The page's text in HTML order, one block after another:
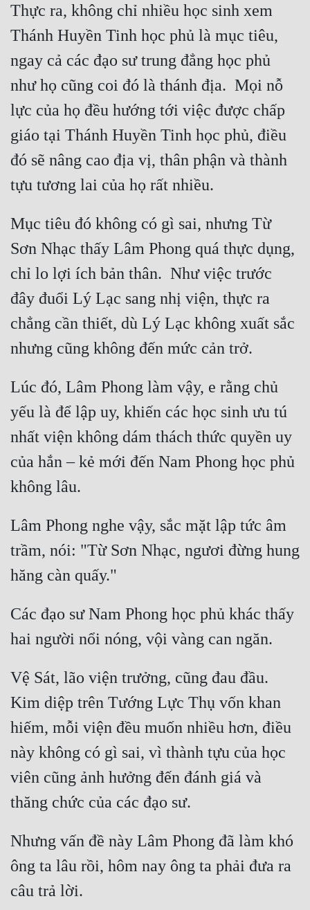
Mưu Mô
Mạt Thế
Mỹ Thực
Ngôn Tình
Ngược
Nữ Cường
Phương Tây
Phản Phái
Quân Sự
Sủng
Thanh Xuân
Triều Đấu
Trùng Sinh
Trọng Sinh
Tu Chân
Tu Tiên
Tội Phạm
Vô Địch
Võ Hiệp
Võng Du
Xuyên Không
Xuyên Nhanh
Xuyên Sách
Xuyên Thư
Điền Văn
Thực ra, không chỉ nhiều học sinh xem
Thánh Huyền Tinh học phủ là mục tiêu,
ngay cả các đạo sư trung đẳng học phủ
như họ cũng coi đó là thánh địa.  Mọi nỗ
lực của họ đều hướng tới việc được chấp
giáo tại Thánh Huyền Tinh học phủ, điều
đó sẽ nâng cao địa vị, thân phận và thành
Mục tiêu đó không có gì sai, nhưng Từ
Sơn Nhạc thấy Lâm Phong quá thực dụng,
chỉ lo lợi ích bản thân.  Như việc trước
đây đuổi Lý Lạc sang nhị viện, thực ra
chẳng cần thiết, dù Lý Lạc không xuất sắc
Lúc đó, Lâm Phong làm vậy, e rằng chủ
yếu là để lập uy, khiến các học sinh ưu tú
nhất viện không dám thách thức quyền uy
của hắn – kẻ mới đến Nam Phong học phủ
Lâm Phong nghe vậy, sắc mặt lập tức âm
trầm, nói: "Từ Sơn Nhạc, ngươi đừng hung
Các đạo sư Nam Phong học phủ khác thấy
Vệ Sát, lão viện trưởng, cũng đau đầu.
Kim diệp trên Tướng Lực Thụ vốn khan
hiếm, mỗi viện đều muốn nhiều hơn, điều
này không có gì sai, vì thành tựu của học
viên cũng ảnh hưởng đến đánh giá và
Nhưng vấn đề này Lâm Phong đã làm khó
ông ta lâu rồi, hôm nay ông ta phải đưa ra